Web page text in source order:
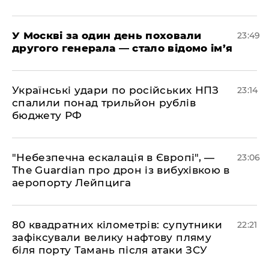
​У Москві за один день поховали
другого генерала — стало відомо ім’я
23:49
​Українські удари по російських НПЗ
спалили понад трильйон рублів
бюджету РФ
23:14
​"Небезпечна ескалація в Європі", —
The Guardian про дрон із вибухівкою в
аеропорту Лейпцига
23:06
​80 квадратних кілометрів: супутники
зафіксували велику нафтову пляму
біля порту Тамань після атаки ЗСУ
22:21